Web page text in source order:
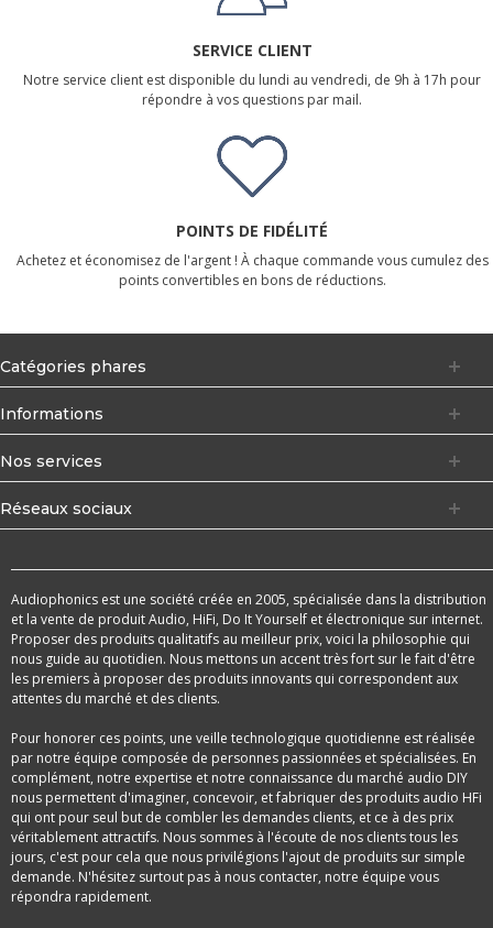
SERVICE CLIENT
Notre service client est disponible du lundi au vendredi, de 9h à 17h pour
répondre à vos questions par mail.
POINTS DE FIDÉLITÉ
Achetez et économisez de l'argent ! À chaque commande vous cumulez des
points convertibles en bons de réductions.
Catégories phares
Informations
Nos services
Réseaux sociaux
Audiophonics est une société créée en 2005, spécialisée dans la distribution
et la vente de produit Audio, HiFi, Do It Yourself et électronique sur internet.
Proposer des produits qualitatifs au meilleur prix, voici la philosophie qui
nous guide au quotidien. Nous mettons un accent très fort sur le fait d'être
les premiers à proposer des produits innovants qui correspondent aux
attentes du marché et des clients.
Pour honorer ces points, une veille technologique quotidienne est réalisée
par notre équipe composée de personnes passionnées et spécialisées. En
complément, notre expertise et notre connaissance du marché audio DIY
nous permettent d'imaginer, concevoir, et fabriquer des produits audio HFi
qui ont pour seul but de combler les demandes clients, et ce à des prix
véritablement attractifs. Nous sommes à l'écoute de nos clients tous les
jours, c'est pour cela que nous privilégions l'ajout de produits sur simple
demande. N'hésitez surtout pas à nous contacter, notre équipe vous
répondra rapidement.